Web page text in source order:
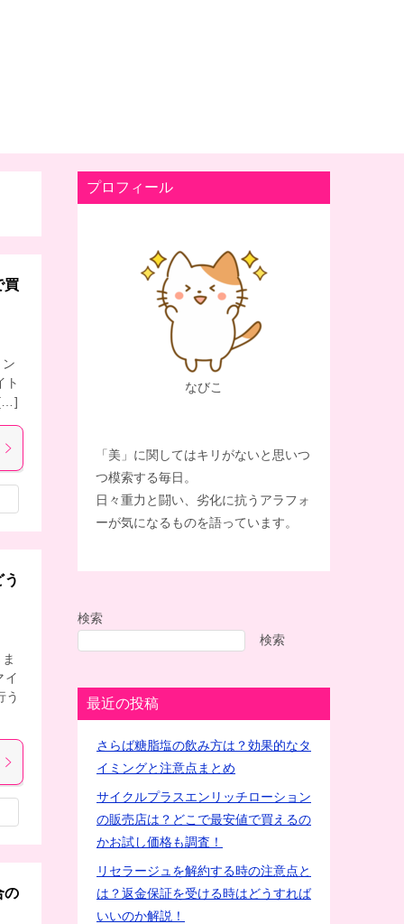
買
ト
[…]
イ
う
の
プロフィール
なびこ
「美」に関してはキリがないと思いつ
つ模索する毎日。
日々重力と闘い、劣化に抗うアラフォ
ーが気になるものを語っています。
検索
検索
最近の投稿
さらば糖脂塩の飲み方は？効果的なタ
イミングと注意点まとめ
サイクルプラスエンリッチローション
の販売店は？どこで最安値で買えるの
かお試し価格も調査！
リセラージュを解約する時の注意点と
は？返金保証を受ける時はどうすれば
いいのか解説！